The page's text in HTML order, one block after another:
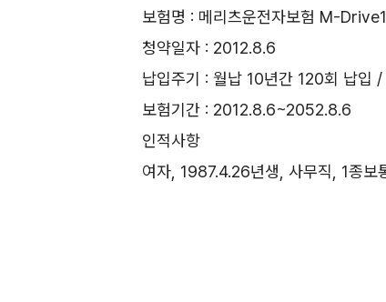
보험명 : 메리츠운전자보험 M-
청약일자 : 2012.8.6
납입주기 : 월납 10년간 120회 납입 /
보험기간 : 2012.8.6~2052.8.6
인적사항
여자, 1987.4.26년생, 사무직, 1종보